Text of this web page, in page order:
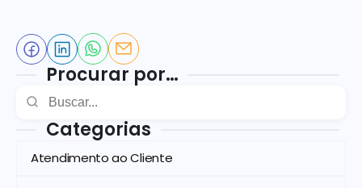
Procurar por…
Categorias
Atendimento ao Cliente